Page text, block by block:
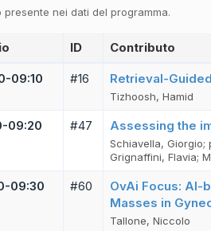
presente nei dati del programma.
ID Contributo
09:10 #16 Retrieval-
Tizhoosh, Hamid
09:20 #47 Assessing the
Schiavella, Giorgio;
Grignaffini, Flavia;
09:30 #60
OvAi Focus: AI-
Masses in
Tallone, Niccolo